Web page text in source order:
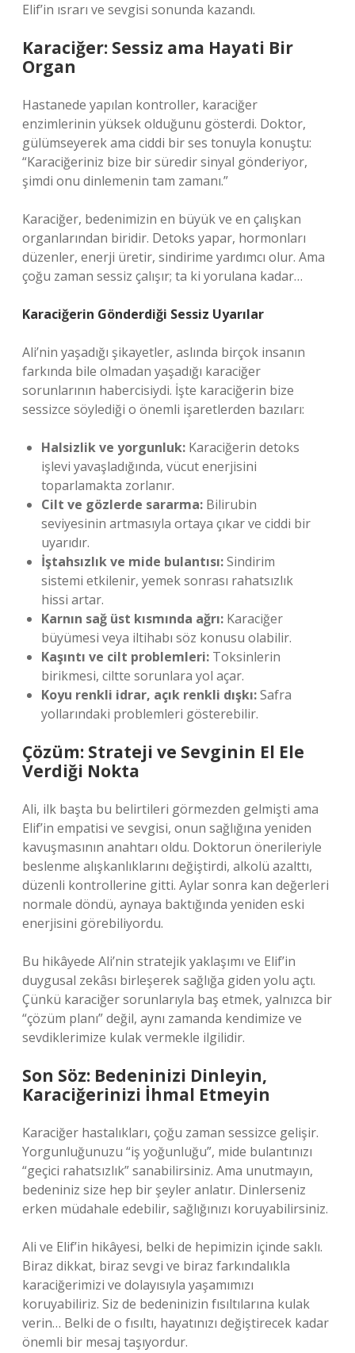
Elif’in ısrarı ve sevgisi sonunda kazandı.
Karaciğer: Sessiz ama Hayati Bir
Organ
Hastanede yapılan kontroller, karaciğer
enzimlerinin yüksek olduğunu gösterdi. Doktor,
gülümseyerek ama ciddi bir ses tonuyla konuştu:
“Karaciğeriniz bize bir süredir sinyal gönderiyor,
şimdi onu dinlemenin tam zamanı.”
Karaciğer, bedenimizin en büyük ve en çalışkan
organlarından biridir. Detoks yapar, hormonları
düzenler, enerji üretir, sindirime yardımcı olur. Ama
çoğu zaman sessiz çalışır; ta ki yorulana kadar…
Karaciğerin Gönderdiği Sessiz Uyarılar
Ali’nin yaşadığı şikayetler, aslında birçok insanın
farkında bile olmadan yaşadığı karaciğer
sorunlarının habercisiydi. İşte karaciğerin bize
sessizce söylediği o önemli işaretlerden bazıları:
Halsizlik ve yorgunluk: Karaciğerin detoks
işlevi yavaşladığında, vücut enerjisini
toparlamakta zorlanır.
Cilt ve gözlerde sararma: Bilirubin
seviyesinin artmasıyla ortaya çıkar ve ciddi bir
uyarıdır.
İştahsızlık ve mide bulantısı:Sindirim
sistemi etkilenir, yemek sonrası rahatsızlık
hissi artar.
Karnın sağ üst kısmında ağrı: Karaciğer
büyümesi veya iltihabı söz konusu olabilir.
Kaşıntı ve cilt problemleri: Toksinlerin
birikmesi, ciltte sorunlara yol açar.
Koyu renkli idrar, açık renkli dışkı:Safra
yollarındaki problemleri gösterebilir.
Çözüm: Strateji ve Sevginin El Ele
Verdiği Nokta
Ali, ilk başta bu belirtileri görmezden gelmişti ama
Elif’in empatisi ve sevgisi, onun sağlığına yeniden
kavuşmasının anahtarı oldu. Doktorun önerileriyle
beslenme alışkanlıklarını değiştirdi, alkolü azalttı,
düzenli kontrollerine gitti. Aylar sonra kan değerleri
normale döndü, aynaya baktığında yeniden eski
enerjisini görebiliyordu.
Bu hikâyede Ali’nin stratejik yaklaşımı ve Elif’in
duygusal zekâsı birleşerek sağlığa giden yolu açtı.
Çünkü karaciğer sorunlarıyla baş etmek, yalnızca bir
“çözüm planı” değil, aynı zamanda kendimize ve
sevdiklerimize kulak vermekle ilgilidir.
Son Söz: Bedeninizi Dinleyin,
Karaciğerinizi İhmal Etmeyin
Karaciğer hastalıkları, çoğu zaman sessizce gelişir.
Yorgunluğunuzu “iş yoğunluğu”, mide bulantınızı
“geçici rahatsızlık” sanabilirsiniz. Ama unutmayın,
bedeniniz size hep bir şeyler anlatır. Dinlerseniz
erken müdahale edebilir, sağlığınızı koruyabilirsiniz.
Ali ve Elif’in hikâyesi, belki de hepimizin içinde saklı.
Biraz dikkat, biraz sevgi ve biraz farkındalıkla
karaciğerimizi ve dolayısıyla yaşamımızı
koruyabiliriz. Siz de bedeninizin fısıltılarına kulak
verin… Belki de o fısıltı, hayatınızı değiştirecek kadar
önemli bir mesaj taşıyordur.